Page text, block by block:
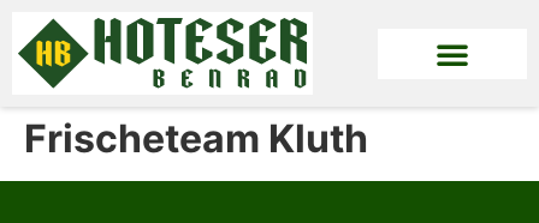
Frischeteam Kluth